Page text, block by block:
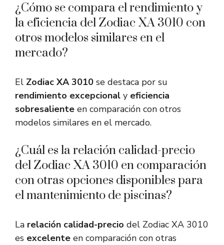
¿Cómo se compara el rendimiento y
la eficiencia del Zodiac XA 3010 con
otros modelos similares en el
mercado?
El Zodiac XA 3010 se destaca por su
rendimiento excepcional y eficiencia
sobresaliente en comparación con otros
modelos similares en el mercado.
¿Cuál es la relación calidad-precio
del Zodiac XA 3010 en comparación
con otras opciones disponibles para
el mantenimiento de piscinas?
La relación calidad-precio del Zodiac XA 3010
es excelente en comparación con otras